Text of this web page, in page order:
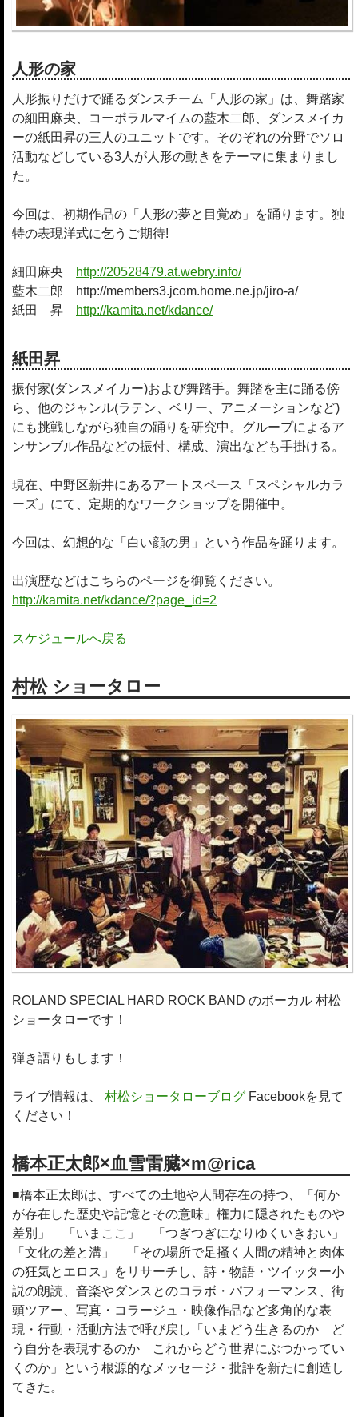
人形の家
人形振りだけで踊るダンスチーム「人形の家」は、舞踏家
の細田麻央、コーポラルマイムの藍木二郎、ダンスメイカ
ーの紙田昇の三人のユニットです。そのぞれの分野でソロ
活動などしている3人が人形の動きをテーマに集まりまし
た。
今回は、初期作品の「人形の夢と目覚め」を踊ります。独
特の表現洋式に乞うご期待!
細田麻央
http://20528479.at.webry.info/
藍木二郎 http://members3.jcom.home.ne.jp/jiro-a/
紙田 昇
http://kamita.net/kdance/
紙田昇
振付家(ダンスメイカー)および舞踏手。舞踏を主に踊る傍
ら、他のジャンル(ラテン、ベリー、アニメーションなど)
にも挑戦しながら独自の踊りを研究中。グループによるア
ンサンブル作品などの振付、構成、演出なども手掛ける。
現在、中野区新井にあるアートスペース「スペシャルカラ
ーズ」にて、定期的なワークショップを開催中。
今回は、幻想的な「白い顔の男」という作品を踊ります。
出演歴などはこちらのページを御覧ください。
http://kamita.net/kdance/?page_id=2
スケジュールへ戻る
村松 ショータロー
ROLAND SPECIAL HARD ROCK BAND のボーカル 村松
ショータローです！
弾き語りもします！
ライブ情報は、 村松ショータローブログ Facebookを見て
ください！
橋本正太郎×血雪雷臓×m@rica
■橋本正太郎は、すべての土地や人間存在の持つ、「何か
が存在した歴史や記憶とその意味」権力に隠されたものや
差別」 「いまここ」 「つぎつぎになりゆくいきおい」
「文化の差と溝」 「その場所で足掻く人間の精神と肉体
の狂気とエロス」をリサーチし、詩・物語・ツイッター小
説の朗読、音楽やダンスとのコラボ・パフォーマンス、街
頭ツアー、写真・コラージュ・映像作品など多角的な表
現・行動・活動方法で呼び戻し「いまどう生きるのか ど
う自分を表現するのか これからどう世界にぶつかってい
くのか」という根源的なメッセージ・批評を新たに創造し
てきた。